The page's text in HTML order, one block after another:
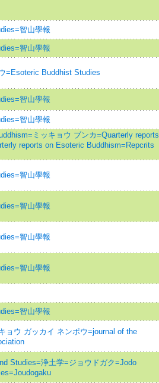
智山學報
智山學報
=Esoteric Buddhist Studies
智山學報
智山學報
ミッキョウ ブンカ=Quarterly reports
reports on Esoteric Buddhism=Repcrits
智山學報
智山學報
智山學報
智山學報
智山學報
ョウ ガッカイ ネンポウ=journal of the
Studies=浄土学=ジョウドガク=Jodo